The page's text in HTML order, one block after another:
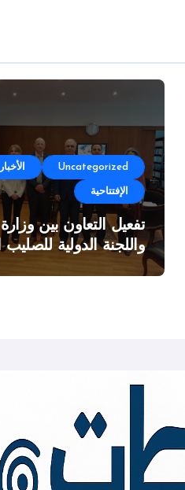
Uncategorized الأخبار
الإفتتاحية
تفعيل التعاون بين
واللجنة الدولية للصليب